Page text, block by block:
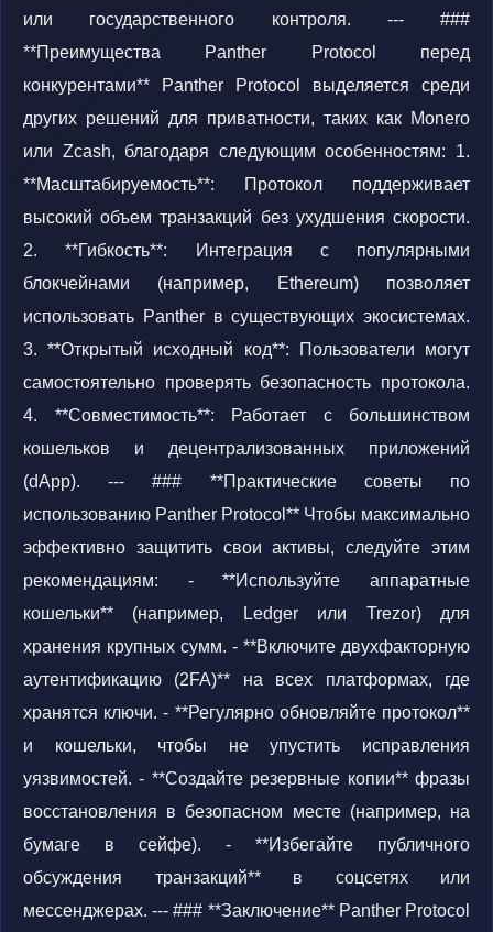
или государственного контроля. --- ###
**Преимущества Panther Protocol перед
конкурентами** Panther Protocol выделяется среди
других решений для приватности, таких как Monero
или Zcash, благодаря следующим особенностям: 1.
**Масштабируемость**: Протокол поддерживает
высокий объем транзакций без ухудшения скорости.
2. **Гибкость**: Интеграция с популярными
блокчейнами (например, Ethereum) позволяет
использовать Panther в существующих экосистемах.
3. **Открытый исходный код**: Пользователи могут
самостоятельно проверять безопасность протокола.
4. **Совместимость**: Работает с большинством
кошельков и децентрализованных приложений
(dApp). --- ### **Практические советы по
использованию Panther Protocol** Чтобы максимально
эффективно защитить свои активы, следуйте этим
рекомендациям: - **Используйте аппаратные
кошельки** (например, Ledger или Trezor) для
хранения крупных сумм. - **Включите двухфакторную
аутентификацию (2FA)** на всех платформах, где
хранятся ключи. - **Регулярно обновляйте протокол**
и кошельки, чтобы не упустить исправления
уязвимостей. - **Создайте резервные копии** фразы
восстановления в безопасном месте (например, на
бумаге в сейфе). - **Избегайте публичного
обсуждения транзакций** в соцсетях или
мессенджерах. --- ### **Заключение** Panther Protocol